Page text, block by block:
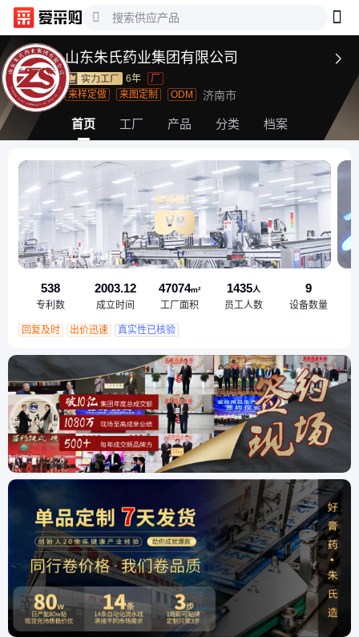
山东朱氏药业集团有限公司 
6年
厂
来样定做
来图定制 ODM 济南市
首页 工厂 产品 分类 档案
538
专利数
2003.12
成立时间
47074m²
工厂面积
1435人
员工人数
9
设备数量
回复及时 出价迅速 真实性已核验